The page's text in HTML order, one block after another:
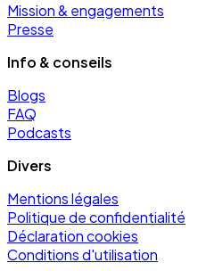
Mission & engagements
Presse
Info & conseils
Blogs
FAQ
Podcasts
Divers
Mentions légales
Politique de confidentialité
Déclaration cookies
Conditions d'utilisation